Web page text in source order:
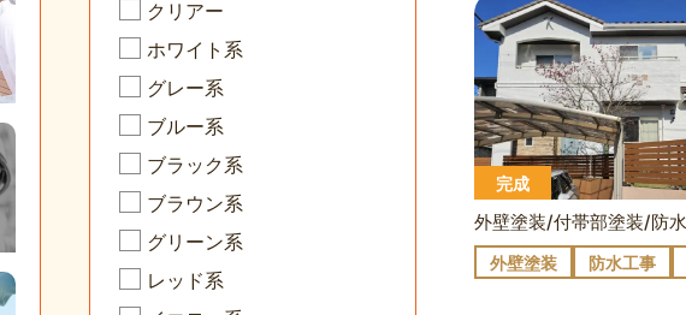
クリアー
ホワイト系
グレー系
ブルー系
ブラック系
ブラウン系
グリーン系
レッド系
完成
外壁塗装 防水工事